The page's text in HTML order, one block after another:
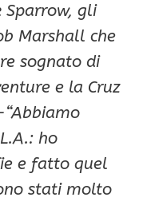
Sparrow, gli
Marshall che
sognato di
e la Cruz
“Abbiamo
ho
e fatto quel
stati molto